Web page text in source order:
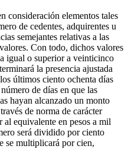
consideración elementos tales
de cedentes, adquirentes u
semejantes relativas a las
Con todo, dichos valores
igual o superior a veinticinco
la presencia ajustada
últimos ciento ochenta días
de días en que las
hayan alcanzado un monto
de norma de carácter
equivalente en pesos a mil
será dividido por ciento
se multiplicará por cien,